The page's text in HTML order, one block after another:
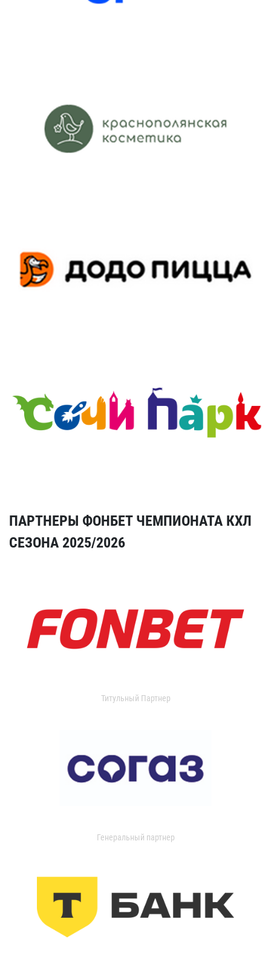
ПАРТНЕРЫ ФОНБЕТ ЧЕМПИОНАТА КХЛ
СЕЗОНА 2025/2026
Титульный Партнер
Генеральный партнер